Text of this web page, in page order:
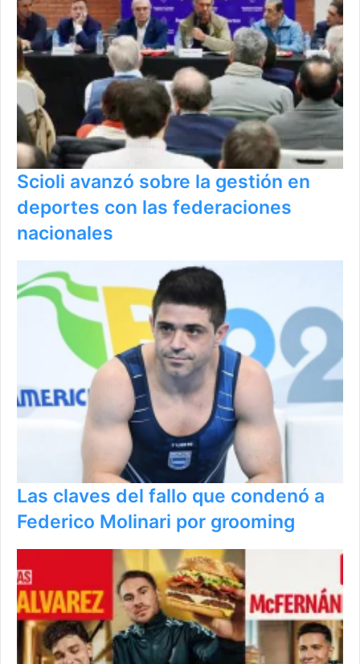
Scioli avanzó sobre la gestión en
deportes con las federaciones
nacionales
Las claves del fallo que condenó a
Federico Molinari por grooming